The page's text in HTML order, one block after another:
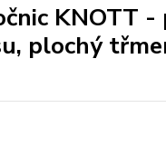
KNOTT -
plochý